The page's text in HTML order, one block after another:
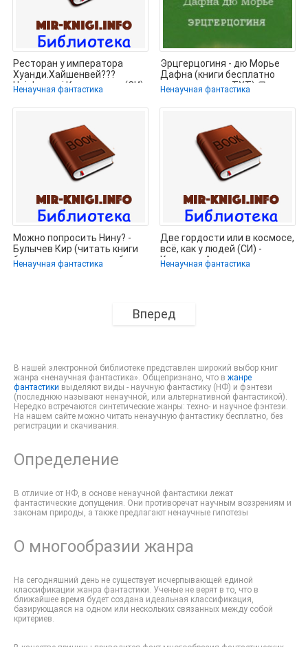
Ресторан у императора
Хуанди.Хайшенвей???
Haishenwai.Книга пятая (СИ)
Ненаучная фантастика
Эрцгерцогиня - дю Морье
Дафна (книги бесплатно
полные версии TXT) 📗
Ненаучная фантастика
Можно попросить Нину? -
Булычев Кир (читать книги
бесплатно полностью без
Ненаучная фантастика
Две гордости или в космосе,
всё, как у людей (СИ) -
Кутузова Анна
Владимировна
Ненаучная фантастика
Вперед
В нашей электронной библиотеке представлен широкий выбор книг
жанра «ненаучная фантастика». Общепризнано, что в жанре
фантастики выделяют виды - научную фантастику (НФ) и фэнтези
(последнюю называют ненаучной, или альтернативной фантастикой).
Нередко встречаются синтетические жанры: техно- и научное фэнтези.
На нашем сайте можно читать ненаучную фантастику бесплатно, без
регистрации и скачивания.
Определение
В отличие от НФ, в основе ненаучной фантастики лежат
фантастические допущения. Они противоречат научным воззрениям и
законам природы, а также предлагают ненаучные гипотезы
О многообразии жанра
На сегодняшний день не существует исчерпывающей единой
классификации жанра фантастики. Ученые не верят в то, что в
ближайшее время будет создана идеальная классификация,
базирующаяся на одном или нескольких связанных между собой
критериев.